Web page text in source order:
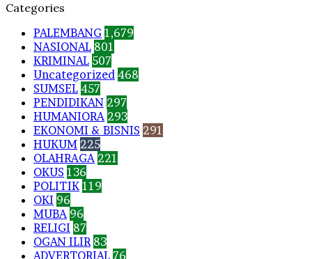
Categories
PALEMBANG 1,679
NASIONAL 801
KRIMINAL 507
Uncategorized 468
SUMSEL 457
PENDIDIKAN 297
HUMANIORA 293
EKONOMI & BISNIS 291
HUKUM 225
OLAHRAGA 221
OKUS 136
POLITIK 119
OKI 96
MUBA 96
RELIGI 87
OGAN ILIR 83
ADVERTORIAL 76